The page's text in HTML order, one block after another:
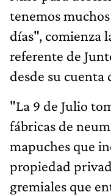
tenemos
días", comienza
referente de
desde su cuenta
"La 9 de Julio
fábricas de
mapuches que
propiedad
gremiales que